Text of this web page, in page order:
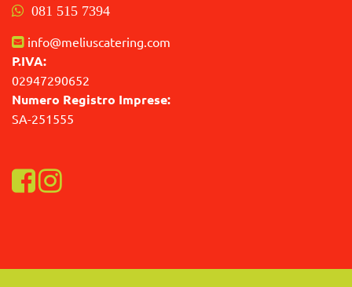
081 515 7394
info@meliuscatering.com
P.IVA:
02947290652
Numero Registro Imprese:
SA-251555
Visualizza la nostra pagina Facebook
Visualizza il nostro profilo Instagram